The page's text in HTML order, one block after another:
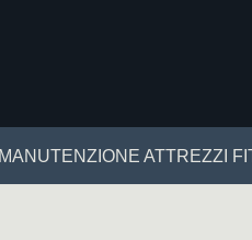
MANUTENZIONE ATTREZZI